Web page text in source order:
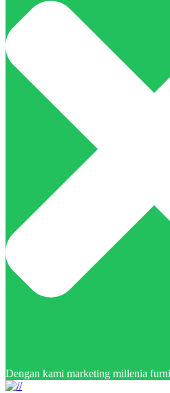
Dengan kami marketing millenia